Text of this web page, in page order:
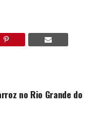
no Rio Grande do